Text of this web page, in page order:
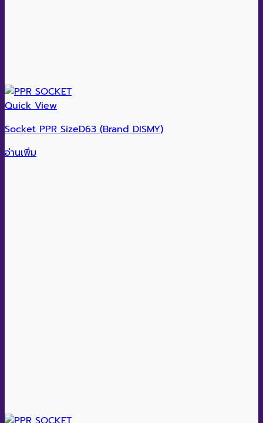
Quick View
Socket PPR SizeD63 (Brand DISMY)
อ่านเพิ่ม